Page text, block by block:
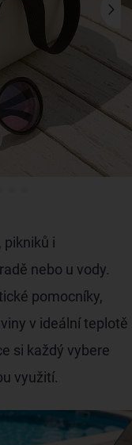
pikniků i
nebo u vody.
pomocníky,
v ideální teplotě
si každý vybere
využití.